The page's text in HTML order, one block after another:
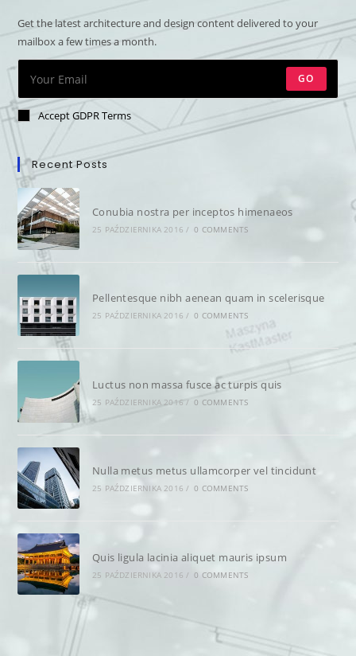
Get the latest architecture and design content delivered to your
mailbox a few times a month.
GO
Accept GDPR Terms
Recent Posts
Conubia nostra per inceptos himenaeos
25 PAŹDZIERNIKA 2016 / 0 COMMENTS
Pellentesque nibh aenean quam in scelerisque
25 PAŹDZIERNIKA 2016 / 0 COMMENTS
Luctus non massa fusce ac turpis quis
25 PAŹDZIERNIKA 2016 / 0 COMMENTS
Nulla metus metus ullamcorper vel tincidunt
25 PAŹDZIERNIKA 2016 / 0 COMMENTS
Quis ligula lacinia aliquet mauris ipsum
25 PAŹDZIERNIKA 2016 / 0 COMMENTS